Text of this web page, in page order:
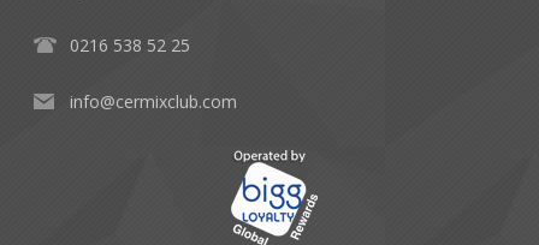
0216 538 52 25
info@cermixclub.com